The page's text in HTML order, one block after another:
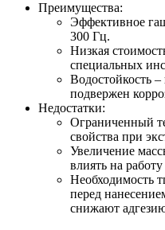
Преимущества:
Эффективное
300 Гц.
Низкая
специальных
Водостойкость
подвержен
Недостатки:
Ограниченный
свойства при
Увеличение
влиять на
Необходимость
перед
снижают